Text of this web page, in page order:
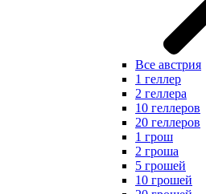
Все австрия
1 геллер
2 геллера
10 геллеров
20 геллеров
1 грош
2 гроша
5 грошей
10 грошей